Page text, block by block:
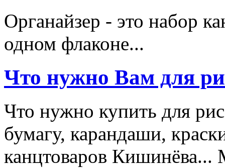
Органайзер - это набор
одном флаконе...
Что нужно Вам для
Что нужно купить для
бумагу, карандаши,
канцтоваров Кишинёва...